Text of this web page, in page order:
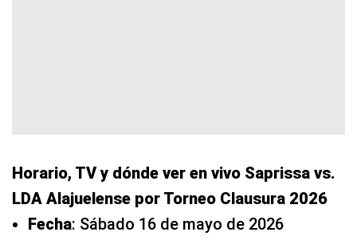
Horario, TV y dónde ver en vivo Saprissa vs.
LDA Alajuelense por Torneo Clausura 2026
Fecha: Sábado 16 de mayo de 2026